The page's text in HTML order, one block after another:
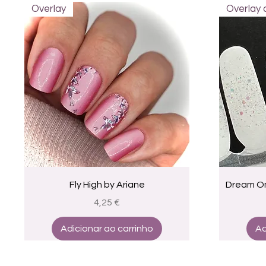
Visualização rápida
Overlay
Fly High by Ariane
Preço
4,25 €
Adicionar ao carrinho
Overlay
Dream